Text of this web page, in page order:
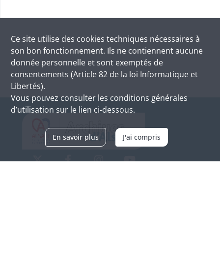
Ce site utilise des cookies techniques nécessaires à
son bon fonctionnement. Ils ne contiennent aucune
donnée personnelle et sont exemptés de
consentements (Article 82 de la loi Informatique et
Libertés).
Vous pouvez consulter les conditions générales
d’utilisation sur le lien ci-dessous.
En savoir plus J'ai compris